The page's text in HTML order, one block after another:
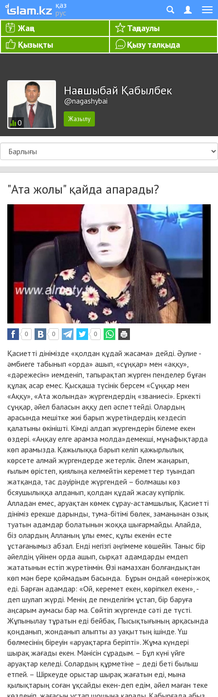
қаз
рус
Жаңа
Таңдаулы
Қызықты
Қызу талқыда
0
Нағашыбай Қабылбек
@nagashybai
"Ата жолы" қайда апарады?
0 0 0
Қасиетті дінімізде «қолдан құдай жасама» дейді. Әулие -
әмбиеге табынып «орда» ашып, «сұңқар» мен «аққу»,
«дәрежесін» иемденіп, тапырақтап жүрген пенделер бұған
құлақ асар емес. Қысқаша түсінік берсем «Сұңқар мен
«Аққу», «Ата жолында» жүргендердің «званиесі». Еркекті
сұңқар, әйел баласын аққу деп әспеттейді. Олардың
арасында мешітке жиі барып жүретіндердің кездесіп
қалатыны өкінішті. Кімді алдап жүргендерін білеме екен
өздері. «Аңқау елге арамза молда»демекші, мұнафықтарда
көп арамызда. Қажылыққа барып келіп қажырлылық
көрсете алмай жүргендерде жетерлік. Әлем жаңарып,
ғылым өрістеп, қиялыңа келмейтін кереметтер туындап
жатқанда, тас дәуірінде жүргендей – болмашы көз
бсяушылыққа алданып, қолдан құдай жасау күпірлік.
Алладан емес, аруақтан көмек сұрау-астамшылық. Қасиетті
дініміз ерекше дарынды, тума-бітімі бөлек, заманынан озық
туатын адамдар болатынын жоққа шығармайды. Алайда,
біз олардың Алланың ұлы емес, құлы екенін есте
ұстағанымыз абзал. Енді негізгі әңгімеме көшейін. Таныс бір
әйелдің үйінен орда ашып, сырқат адамдарды емдеп
жататынын естіп жүретінмін. Өзі намазхан болғандықтан
көп мән бере қоймадым басында. Бұрын ондай «өнері»жоқ
еді. Барған адамдар: «Ой, керемет екен, көріпкел екен», -
деп шулап жүрді. Менің де пенделігім ұстап, бір баруға
аңсарым аумасы бар ма. Сөйтіп жүргенде сәті де түсті.
Жұпынылау тұратын еді бейбақ. Пысықтығының арқасында
қоңданып, жонданып алыпты аз уақыттың ішінде. Үш
бөлмесінің біреуін «аруақтарға беріпті». Жұма күндері
шырақ жағады екен. Мәнісін сұрадым. – Бұл күні үйге
аруақтар келеді. Солардың құрметіне – деді беті былыш
етпей. – Шіркеуде орыстар шырақ жағатын еді, мына
қылықтарың соған ұқсайды екен-деп едім, әйел маған теке